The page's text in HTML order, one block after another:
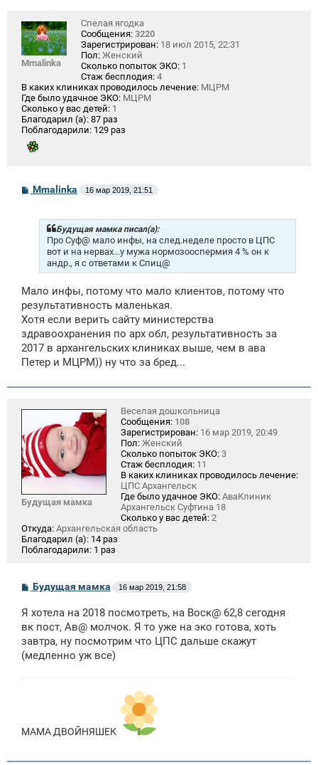
Mmalinka
Спелая ягодка
Сообщения: 3220
Зарегистрирован: 18 июл 2015, 22:31
Пол: Женский
Сколько попыток ЭКО: 1
Стаж бесплодия: 4
В каких клиниках проводилось лечение: МЦРМ
Где было удачное ЭКО: МЦРМ
Сколько у вас детей: 1
Благодарил (а): 87 раз
Поблагодарили: 129 раз
СMmalinka 16 мар 2019, 21:51
Будущая мамка писал(а):
Про Суф@ мало инфы, на след.неделе просто в ЦПС
вот и на нервах...у мужа нормозооспермия 4 % он к
андр., я с ответами к Спиц@
Мало инфы, потому что мало клиентов, потому что
результативность маленькая.
Хотя если верить сайту министерства
здравоохранения по арх обл, результативность за
2017 в архангельских клиниках выше, чем в ава
Петер и МЦРМ)) ну что за бред...
Будущая мамка
Веселая дошкольница
Сообщения: 108
Зарегистрирован: 16 мар 2019, 20:49
Пол: Женский
Сколько попыток ЭКО: 3
Стаж бесплодия: 11
В каких клиниках проводилось лечение:
ЦПС Архангельск
Где было удачное ЭКО: АваКлиник
Архангельск Суфтина 18
Сколько у вас детей: 2
Откуда: Архангельская область
Благодарил (а): 14 раз
Поблагодарили: 1 раз
С
о
б
щ
н
и
Будущая мамка 16 мар 2019, 21:58
Я хотела на 2018 посмотреть, на Воск@ 62,8 сегодня
вк пост, Ав@ молчок. Я то уже на эко готова, хоть
завтра, ну посмотрим что ЦПС дальше скажут
(медленно уж все)
МАМА ДВОЙНЯШЕК